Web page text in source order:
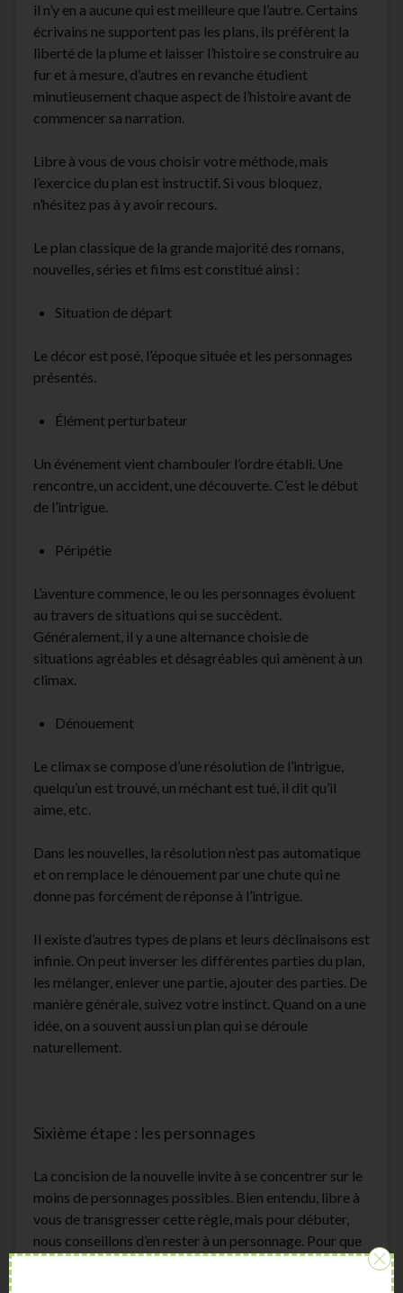
il n’y en a aucune qui est meilleure que l’autre. Certains
écrivains ne supportent pas les plans, ils préfèrent la
liberté de la plume et laisser l’histoire se construire au
fur et à mesure, d’autres en revanche étudient
minutieusement chaque aspect de l’histoire avant de
commencer sa narration.
Libre à vous de vous choisir votre méthode, mais
l’exercice du plan est instructif. Si vous bloquez,
n’hésitez pas à y avoir recours.
Le plan classique de la grande majorité des romans,
nouvelles, séries et films est constitué ainsi :
Situation de départ
Le décor est posé, l’époque située et les personnages
présentés.
Élément perturbateur
Un événement vient chambouler l’ordre établi. Une
rencontre, un accident, une découverte. C’est le début
de l’intrigue.
Péripétie
L’aventure commence, le ou les personnages évoluent
au travers de situations qui se succèdent.
Généralement, il y a une alternance choisie de
situations agréables et désagréables qui amènent à un
climax.
Dénouement
Le climax se compose d’une résolution de l’intrigue,
quelqu’un est trouvé, un méchant est tué, il dit qu’il
aime, etc.
Dans les nouvelles, la résolution n’est pas automatique
et on remplace le dénouement par une chute qui ne
donne pas forcément de réponse à l’intrigue.
Il existe d’autres types de plans et leurs déclinaisons est
infinie. On peut inverser les différentes parties du plan,
les mélanger, enlever une partie, ajouter des parties. De
manière générale, suivez votre instinct. Quand on a une
idée, on a souvent aussi un plan qui se déroule
naturellement.
Sixième étape : les personnages
La concision de la nouvelle invite à se concentrer sur le
moins de personnages possibles. Bien entendu, libre à
vous de transgresser cette règle, mais pour débuter,
nous conseillons d’en rester à un personnage. Pour que
la nouvelle soit captivante et que le lecteur soit